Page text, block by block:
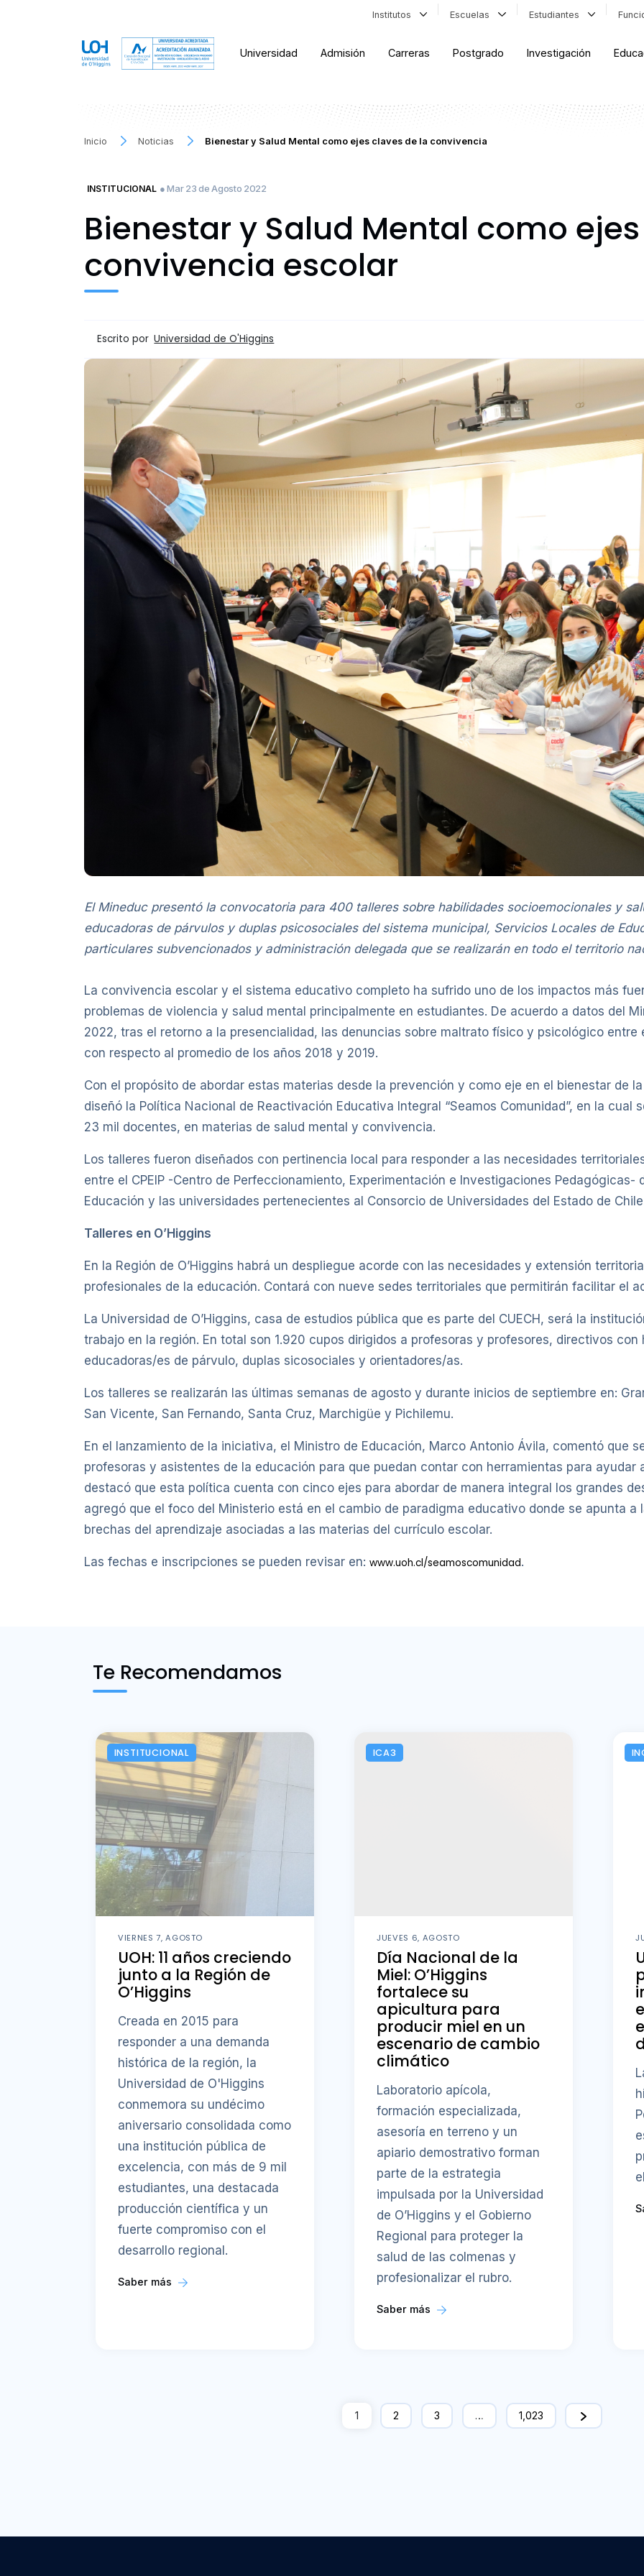
Institutos Escuelas Estudiantes
Universidad Admisión Carreras Postgrado Investigación
Inicio Noticias Bienestar y Salud Mental como ejes claves de la convivencia
INSTITUCIONAL ● Mar 23 de Agosto 2022
Bienestar y Salud Mental como
convivencia escolar
Escrito por Universidad de O'Higgins
El Mineduc presentó la convocatoria para 400 talleres sobre habilidades socioemocionales y
educadoras de párvulos y duplas psicosociales del sistema municipal, Servicios Locales de
particulares subvencionados y administración delegada que se realizarán en todo el territorio
La convivencia escolar y el sistema educativo completo ha sufrido uno de los impactos más
problemas de violencia y salud mental principalmente en estudiantes. De acuerdo a datos del
2022, tras el retorno a la presencialidad, las denuncias sobre maltrato físico y psicológico
con respecto al promedio de los años 2018 y 2019.
Con el propósito de abordar estas materias desde la prevención y como eje en el bienestar de
diseñó la Política Nacional de Reactivación Educativa Integral “Seamos Comunidad”, en la cual
23 mil docentes, en materias de salud mental y convivencia.
Los talleres fueron diseñados con pertinencia local para responder a las necesidades
entre el CPEIP -Centro de Perfeccionamiento, Experimentación e Investigaciones Pedagógicas-
Educación y las universidades pertenecientes al Consorcio de Universidades del Estado de Chile
Talleres en O’Higgins
En la Región de O’Higgins habrá un despliegue acorde con las necesidades y extensión
profesionales de la educación. Contará con nueve sedes territoriales que permitirán facilitar el
La Universidad de O’Higgins, casa de estudios pública que es parte del CUECH, será la
trabajo en la región. En total son 1.920 cupos dirigidos a profesoras y profesores, directivos
educadoras/es de párvulo, duplas sicosociales y orientadores/as.
Los talleres se realizarán las últimas semanas de agosto y durante inicios de septiembre en:
San Vicente, San Fernando, Santa Cruz, Marchigüe y Pichilemu.
En el lanzamiento de la iniciativa, el Ministro de Educación, Marco Antonio Ávila, comentó que
profesoras y asistentes de la educación para que puedan contar con herramientas para ayudar
destacó que esta política cuenta con cinco ejes para abordar de manera integral los grandes
agregó que el foco del Ministerio está en el cambio de paradigma educativo donde se apunta
brechas del aprendizaje asociadas a las materias del currículo escolar.
Las fechas e inscripciones se pueden revisar en: www.uoh.cl/seamoscomunidad.
Te Recomendamos
INSTITUCIONAL
VIERNES 7, AGOSTO
UOH: 11 años creciendo
junto a la Región de
O’Higgins
Creada en 2015 para
responder a una demanda
histórica de la región, la
Universidad de O'Higgins
conmemora su undécimo
aniversario consolidada como
una institución pública de
excelencia, con más de 9 mil
estudiantes, una destacada
producción científica y un
fuerte compromiso con el
desarrollo regional.
Saber más
ICA3
JUEVES 6, AGOSTO
Día Nacional de la
Miel: O’Higgins
fortalece su
apicultura para
producir miel en un
escenario de cambio
climático
Laboratorio apícola,
formación especializada,
asesoría en terreno y un
apiario demostrativo forman
parte de la estrategia
impulsada por la Universidad
de O’Higgins y el Gobierno
Regional para proteger la
salud de las colmenas y
profesionalizar el rubro.
Saber más
1 2 3 … 1,023